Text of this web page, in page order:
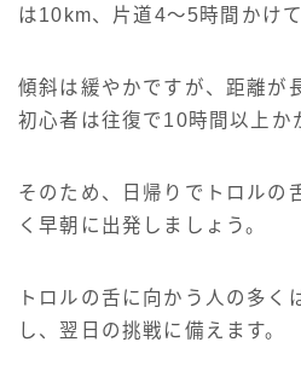
は10km、片道4〜5時間かけ
傾斜は緩やかですが、距離が
初心者は往復で10時間以上か
そのため、日帰りでトロルの
く早朝に出発しましょう。
トロルの舌に向かう人の多く
し、翌日の挑戦に備えます。